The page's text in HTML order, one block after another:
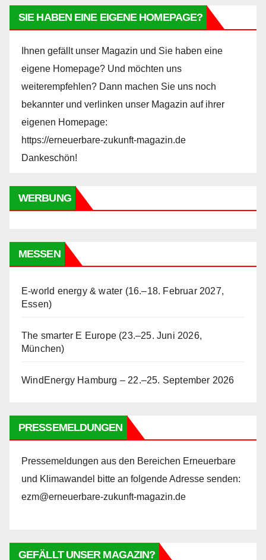
SIE HABEN EINE EIGENE HOMEPAGE?
Ihnen gefällt unser Magazin und Sie haben eine
eigene Homepage? Und möchten uns
weiterempfehlen? Dann machen Sie uns noch
bekannter und verlinken unser Magazin auf ihrer
eigenen Homepage:
https://erneuerbare-zukunft-magazin.de
Dankeschön!
WERBUNG
MESSEN
E-world energy & water (16.–18. Februar 2027,
Essen)
The smarter E Europe (23.–25. Juni 2026,
München)
WindEnergy Hamburg – 22.–25. September 2026
PRESSEMELDUNGEN
Pressemeldungen aus den Bereichen Erneuerbare
und Klimawandel bitte an folgende Adresse senden:
ezm@erneuerbare-zukunft-magazin.de
GEFÄLLT UNSER MAGAZIN?